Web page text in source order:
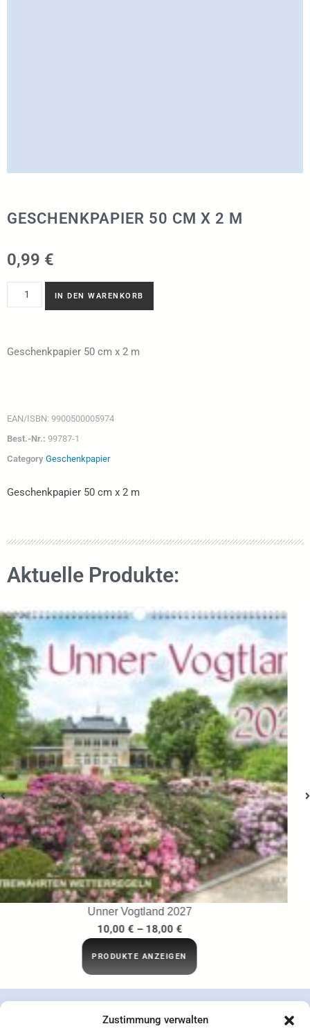
Zustimmung verwalten
GESCHENKPAPIER 50 CM X 2 M
0,99 €
IN DEN WARENKORB
Geschenkpapier 50 cm x 2 m
EAN/ISBN: 9900500005974
Best.-Nr.: 99787-1
Category Geschenkpapier
Geschenkpapier 50 cm x 2 m
Aktuelle Produkte:
…ins Netz gegangen
29,95
IN DEN WARENKORB